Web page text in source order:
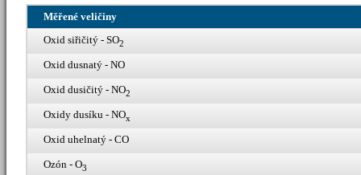
Měřené veličiny
Oxid siřičitý - SO2
Oxid dusnatý - NO
Oxid dusičitý - NO2
Oxidy dusíku - NOx
Oxid uhelnatý - CO
Ozón - O3